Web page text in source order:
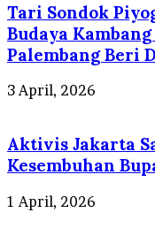
Tari Sondok
Budaya
Palembang Beri
3 April, 2026
Aktivis Jakarta
Kesembuhan
1 April, 2026